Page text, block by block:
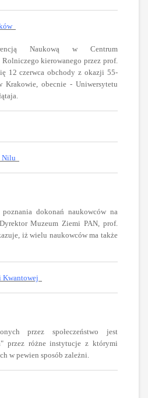
Naukową w Centrum
kierowanego przez prof.
12 czerwca obchody z okazji 55-
obecnie - Uniwersytetu
Nilu
dokonań naukowców na
Muzeum Ziemi PAN, prof.
iż wielu naukowców ma także
Kwantowej
przez społeczeństwo jest
przez różne instytucje z którymi
w pewien sposób zależni.